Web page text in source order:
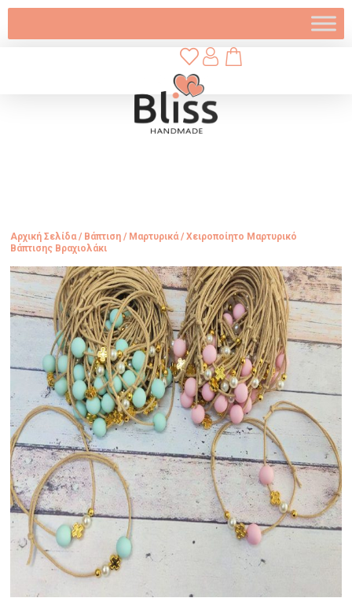
Αρχική Σελίδα / Βάπτιση / Μαρτυρικά / Χειροποίητο Μαρτυρικό
Βάπτισης Βραχιολάκι